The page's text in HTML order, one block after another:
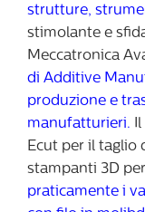
strutture,
stimolante e
Meccatronica
di Additive
produzione e
manufatturieri. Il
Ecut per il taglio
stampanti 3D
praticamente i